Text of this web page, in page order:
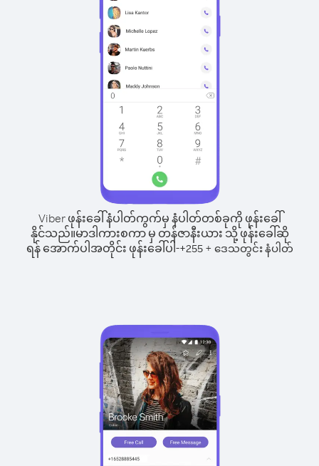
Viber ဖုန်းခေါ်နံပါတ်ကွက်မှ နံပါတ်တစ်ခုကို ဖုန်းခေါ်
နိုင်သည်။မာဒါကားစကာ မှ တန်ဇာနီးယား သို့ ဖုန်းခေါ်ဆို
ရန် အောက်ပါအတိုင်း ဖုန်းခေါ်ပါ-+255+ ဒေသတွင်း နံပါတ်